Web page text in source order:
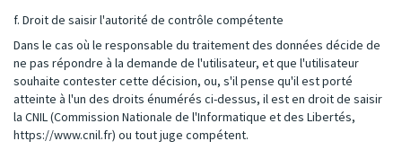
f. Droit de saisir l'autorité de contrôle compétente
Dans le cas où le responsable du traitement des données décide de
ne pas répondre à la demande de l'utilisateur, et que l'utilisateur
souhaite contester cette décision, ou, s'il pense qu'il est porté
atteinte à l'un des droits énumérés ci-dessus, il est en droit de saisir
la CNIL (Commission Nationale de l'Informatique et des Libertés,
https://www.cnil.fr) ou tout juge compétent.